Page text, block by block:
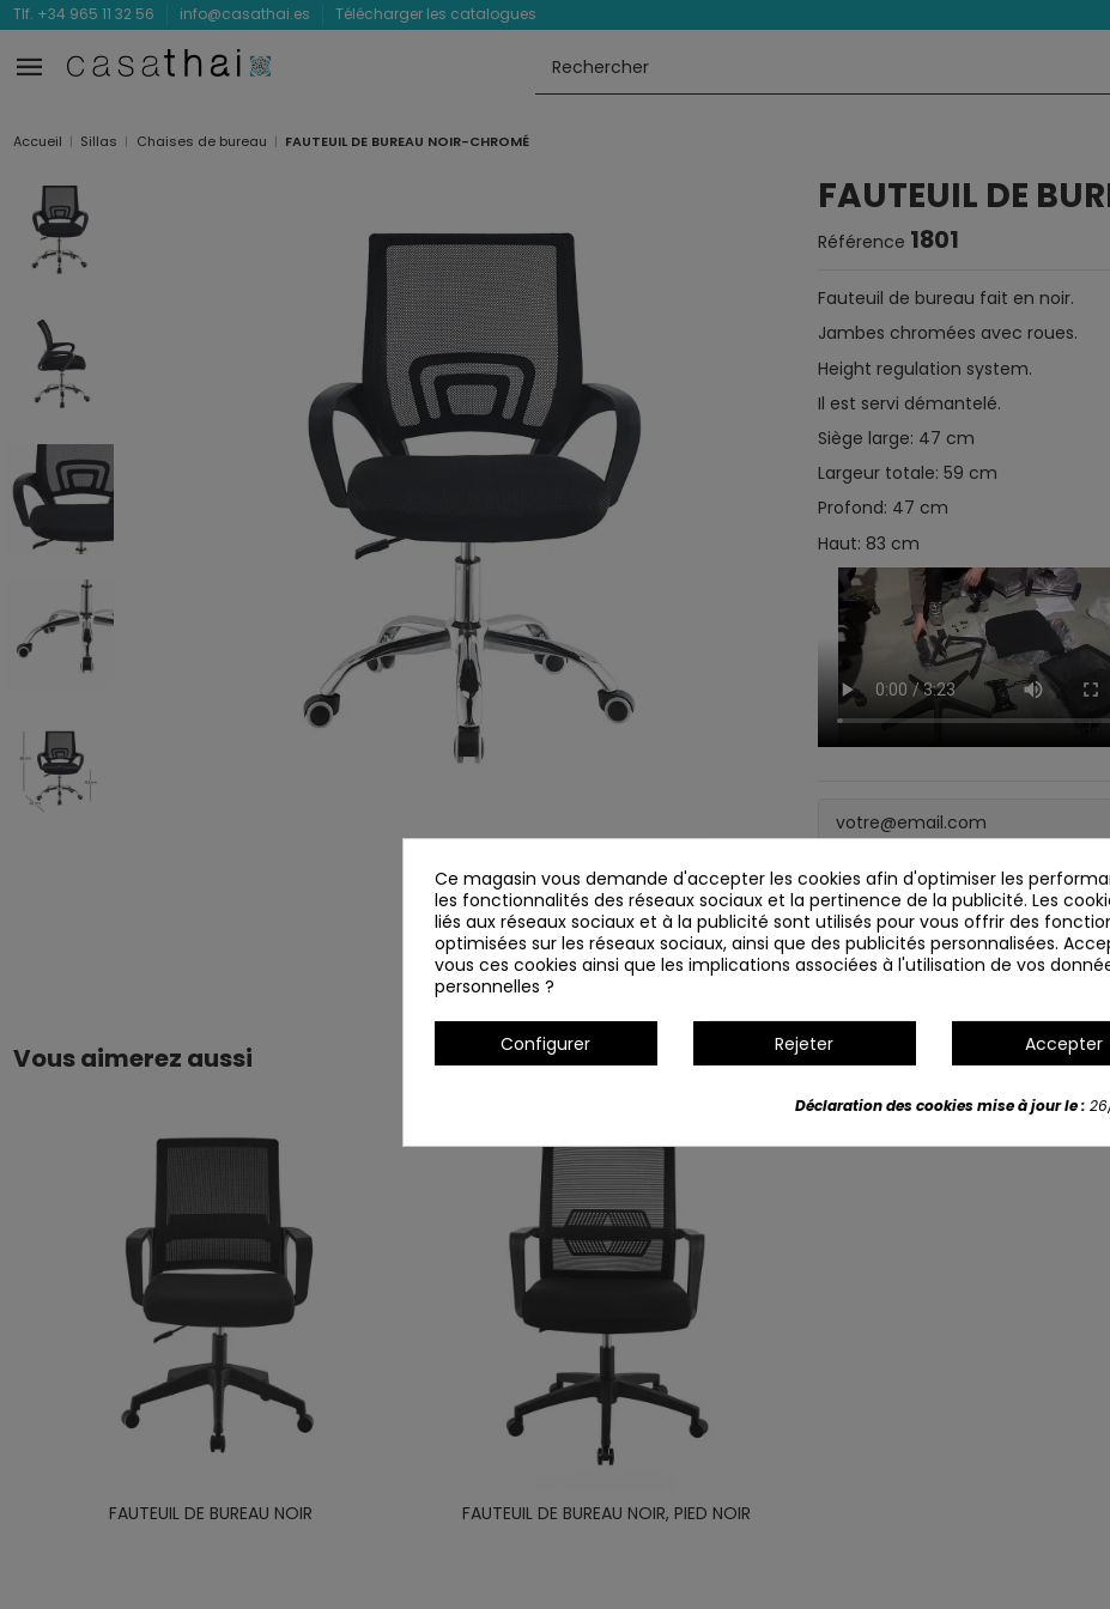
Tlf. +34 965 11 32 56 info@casathai.es Télécharger les catalogues
Accueil Sillas Chaises de bureau FAUTEUIL DE BUREAU NOIR-CHROMÉ
FAUTEUIL DE
Référence 1801
Fauteuil de bureau fait en noir.
Jambes chromées avec roues.
Height regulation system.
Il est servi démantelé.
Siège large: 47 cm
Largeur totale: 59 cm
Profond: 47 cm
Haut: 83 cm
Détails du produit
Vous aimerez aussi
FAUTEUIL DE BUREAU NOIR FAUTEUIL DE BUREAU NOIR, PIED NOIR
Ce magasin vous demande d'accepter les cookies afin d'optimiser les
les fonctionnalités des réseaux sociaux et la pertinence de la publicité. Les
liés aux réseaux sociaux et à la publicité sont utilisés pour vous offrir des
optimisées sur les réseaux sociaux, ainsi que des publicités personnalisées.
vous ces cookies ainsi que les implications associées à l'utilisation de vos
personnelles ?
Configurer Rejeter Accepter
Déclaration des cookies mise à jour le :